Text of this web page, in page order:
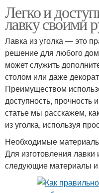
Легко и
лавку своими
Лавка из уголка — это
решение для любого
может служить
столом или даже
Преимуществом
доступность, прочность
статье мы расскажем,
из уголка, используя
Необходимые
Для изготовления лавки
следующие материалы и